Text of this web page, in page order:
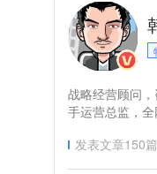
战略经营顾问
手运营总监，全
发表文章150篇